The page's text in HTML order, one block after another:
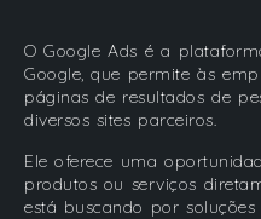
O Google Ads é a
Google, que permite às
páginas de resultados de
diversos sites parceiros.
Ele oferece uma
produtos ou serviços
está buscando por